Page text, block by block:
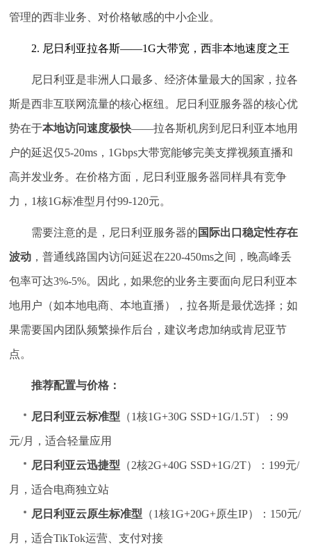
管理的西非业务、对价格敏感的中小企业。
2. 尼日利亚拉各斯——1G大带宽，西非本地速度之王
尼日利亚是非洲人口最多、经济体量最大的国家，拉各
斯是西非互联网流量的核心枢纽。尼日利亚服务器的核心优
势在于本地访问速度极快——拉各斯机房到尼日利亚本地用
户的延迟仅5-20ms，1Gbps大带宽能够完美支撑视频直播和
高并发业务。在价格方面，尼日利亚服务器同样具有竞争
力，1核1G标准型月付99-120元。
需要注意的是，尼日利亚服务器的 国际出口稳定性存在
波动 ，普通线路国内访问延迟在220-450ms之间，晚高峰丢
包率可达3%-5%。因此，如果您的业务主要面向尼日利亚本
地用户（如本地电商、本地直播），拉各斯是最优选择；如
果需要国内团队频繁操作后台，建议考虑加纳或肯尼亚节
点。
推荐配置与价格：
尼日利亚云标准型 （1核1G+30G SSD+1G/1.5T）：99
元/月，适合轻量应用
尼日利亚云迅捷型 （2核2G+40G SSD+1G/2T）：199元/
月，适合电商独立站
尼日利亚云原生标准型 （1核1G+20G+原生IP）：150元/
月，适合TikTok运营、支付对接